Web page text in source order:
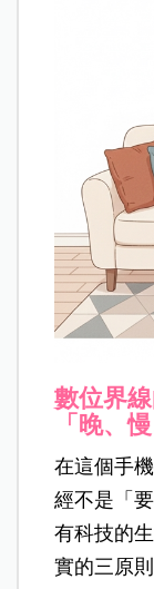
數位界
「晚、
在這個手
經不是「
有科技的
實的三原則